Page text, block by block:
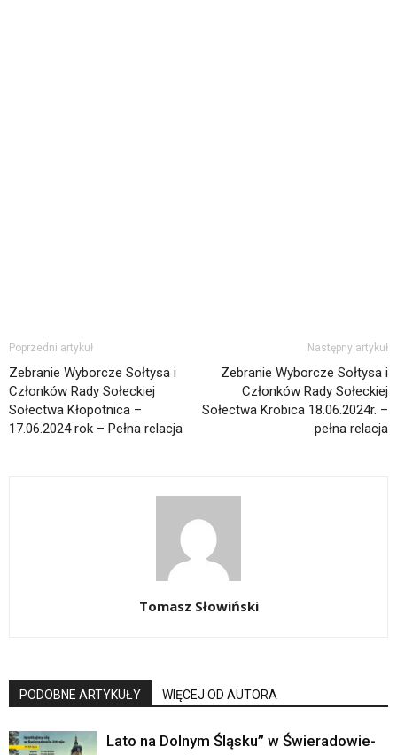
Poprzedni artykuł
Zebranie Wyborcze Sołtysa i
Członków Rady Sołeckiej
Sołectwa Kłopotnica –
17.06.2024 rok – Pełna relacja
Następny artykuł
Zebranie Wyborcze Sołtysa i
Członków Rady Sołeckiej
Sołectwa Krobica 18.06.2024r. –
pełna relacja
Tomasz Słowiński
PODOBNE ARTYKUŁY WIĘCEJ OD AUTORA
Lato na Dolnym Śląsku” w Świeradowie-